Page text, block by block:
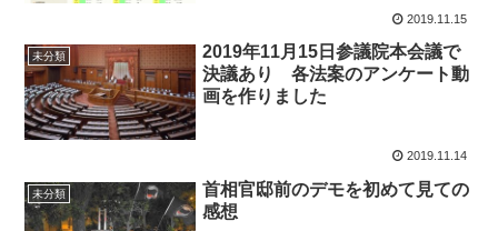
2019.11.15
未分類
2019年11月15日参議院本会議で
決議あり 各法案のアンケート動
画を作りました
2019.11.14
未分類
首相官邸前のデモを初めて見ての
感想